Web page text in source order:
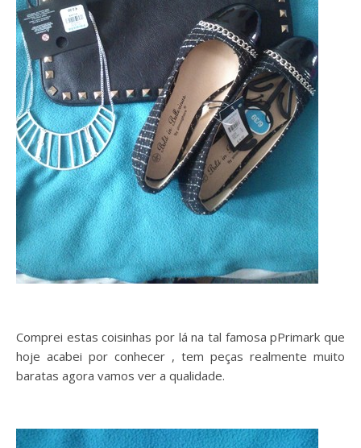
Comprei estas coisinhas por lá na tal famosa pPrimark que
hoje acabei por conhecer , tem peças realmente muito
baratas agora vamos ver a qualidade.